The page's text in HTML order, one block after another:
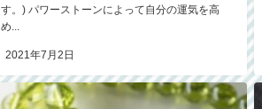
す。) パワーストーンによって自分の運気を高
め...
2021年7月2日